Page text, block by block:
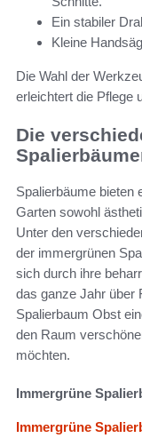
Ein stabiler
Kleine
Die Wahl der
erleichtert die Pflege
Die
Spalierbäume bieten
Garten sowohl
Unter den
der immergrünen
sich durch ihre
das ganze Jahr über
Spalierbaum Obst
den Raum
möchten.
Immergrüne
Immergrüne